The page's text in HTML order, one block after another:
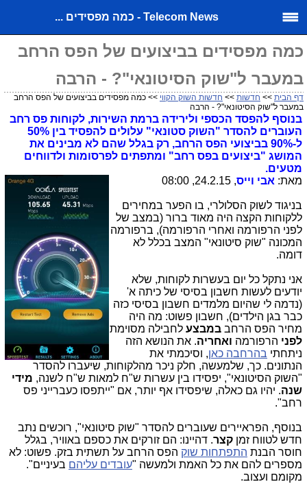
Telecom News - כמה מפסידים ...
כמה מפסידים בביצועים של הפס הרחב
במעבר ל"שוק הסיטונאי"? - הרבה
דף הבית >> חדשות >> חדשות השוק הקווי >> כמה מפסידים בביצועים של הפס הרחב
במעבר ל"שוק הסיטונאי"? - הרבה
בנוסף להפסד הכספי ולירידה ברמת השירות, לקוחות פס רחב
העוברים להסדר "השוק סטונאי" עלולים להפסיד בין 50%
ל-90% בביצועי הפס הרחב, רק בגלל שהם לא מבינים את
המושג "ביצועים בפס רחב" ומתפתים לפרסומות ולדווחים
מטעים.
מאת: אבי וייס, 24.2.15, 08:00
בניגוד לשוק הסלולרי, בו הפער במחירים
ללקוחות הקצה היה מאוד ברור (במצב של
לפני הרפורמה ואחרי הרפורמה), ברפורמה
המכונה "שוק סיטונאי" המצב בכלל לא
דומה.
אני נתקל כל יום בעשרות לקוחות, שלא
יודעים לעשות חשבון בסיסי של כיתה א'
(נדמה לי שהיום מלמדים חשבון בסיסי כזה
כבר בגן הילדים), חשבון פשוט: מה היה
מחיר הפס הרחב במבצע לחבילה מסוימת
לפני הרפורמה ואחריה. את הנושא הזה
ניתחתי בהרחבה כאן, וסיכמתי את
הנתונים. כך, שלמעשה, חלק ניכר מהלקוחות, שיעברו להסדר
"השוק הסיטונאי", יפסידו בין עשרות ש"ח למאות ש"ח לשנה, מידי
שנה. יהיו גם כאלה, שיפסידו אף יותר, אם "ייתפסו כעברייני פס
רחב".
בנוסף, הפראיירים שעוברים להסדר "שוק סיטונאי", רוכשים נתב
חדש לטווח זמן קצר. דהיינו: הם זורקים את כספם באוויר, בגלל
חוסר הבנת התפתחות שוק הפס הרחב על תשתית בזק. פשוט: לא
מספרים להם את כל האמת ולמעשה "עובדים עליהם בעיניים".
מקומם ועצוב.